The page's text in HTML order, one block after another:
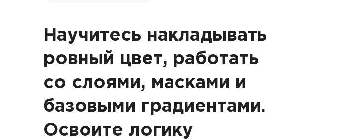
Научитесь накладывать
ровный цвет, работать
со слоями, масками и
базовыми градиентами.
Освоите логику